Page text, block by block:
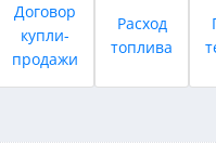
Договор
купли-
продажи
Расход
топлива